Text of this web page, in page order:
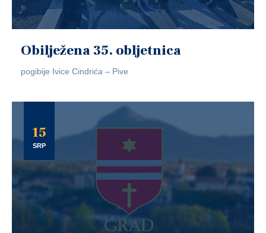
Obilježena 35. obljetnica
pogibije Ivice Cindrića – Pive
15
SRP